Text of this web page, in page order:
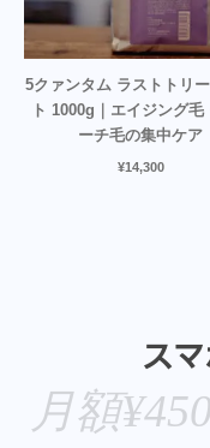
5クァンタム ラストトリ
ト 1000g｜エイジング毛
ーチ毛の集中ケア
¥14,300
ス
月額